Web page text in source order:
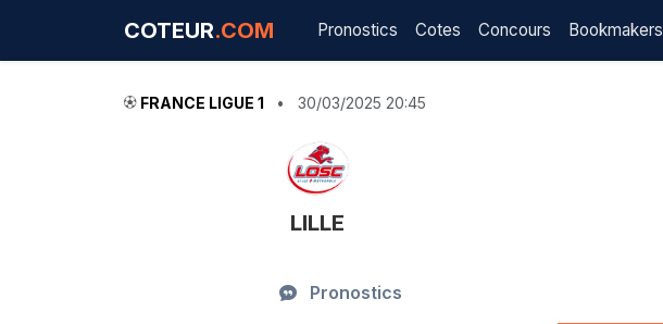
COTEUR.COM Pronostics Cotes Concours Bookmakers
FRANCE LIGUE 1 • 30/03/2025 20:45
LILLE
Pronostics